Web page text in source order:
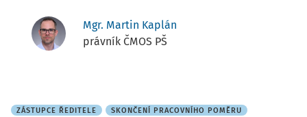
Mgr. Martin Kaplán
právník ČMOS PŠ
ZÁSTUPCE ŘEDITELE SKONČENÍ PRACOVNÍHO POMĚRU